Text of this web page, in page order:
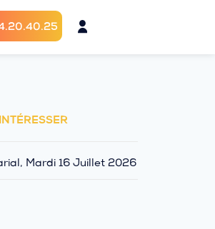
Mardi 16 Juillet 2026